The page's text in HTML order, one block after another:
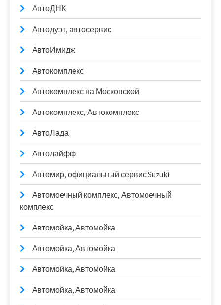
АвтоДНК
Автодуэт, автосервис
АвтоИмидж
Автокомплекс
Автокомплекс на Московской
Автокомплекс, Автокомплекс
АвтоЛада
Автолайфф
Автомир, официальный сервис Suzuki
Автомоечный комплекс, Автомоечный
комплекс
Автомойка, Автомойка
Автомойка, Автомойка
Автомойка, Автомойка
Автомойка, Автомойка